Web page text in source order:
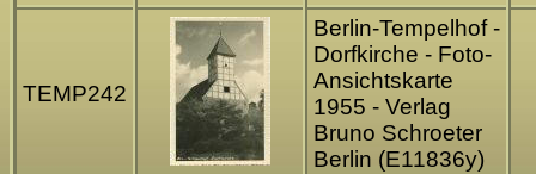
TEMP242
Berlin-Tempelhof -
Dorfkirche - Foto-
Ansichtskarte
1955 - Verlag
Bruno Schroeter
Berlin (E11836y)